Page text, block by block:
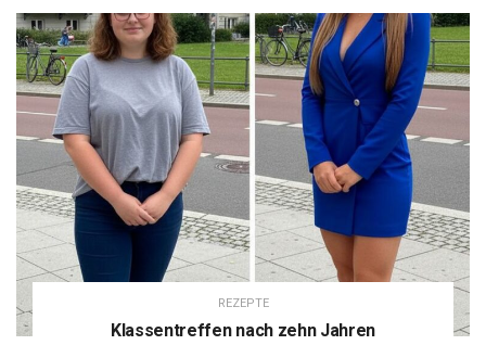
REZEPTE
Klassentreffen nach zehn Jahren